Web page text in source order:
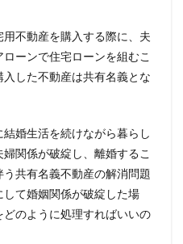
不動産を購入する際に、夫
ーンで住宅ローンを組むこ
した不動産は共有名義とな
婚生活を続けながら暮らし
関係が破綻し、離婚するこ
共有名義不動産の解消問題
て婚姻関係が破綻した場
のように処理すればいいの